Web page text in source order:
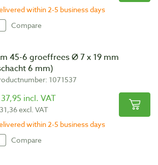
within 2-5 business days
Compare
45-6 groeffrees Ø 7 x 19 mm
6 mm)
1071537
incl. VAT
excl. VAT
within 2-5 business days
Compare